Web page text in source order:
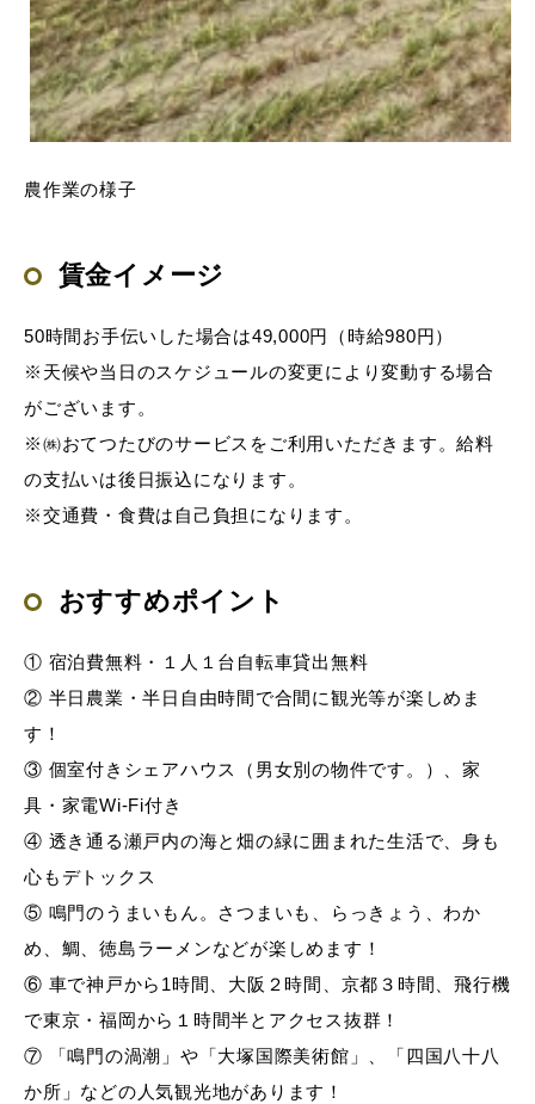
農作業の様子
賃金イメージ
50時間お手伝いした場合は49,000円（時給980円）
※天候や当日のスケジュールの変更により変動する場合
がございます。
※㈱おてつたびのサービスをご利用いただきます。給料
の支払いは後日振込になります。
※交通費・食費は自己負担になります。
おすすめポイント
① 宿泊費無料・１人１台自転車貸出無料
② 半日農業・半日自由時間で合間に観光等が楽しめま
す！
③ 個室付きシェアハウス（男女別の物件です。）、家
具・家電Wi-Fi付き
④ 透き通る瀬戸内の海と畑の緑に囲まれた生活で、身も
心もデトックス
⑤ 鳴門のうまいもん。さつまいも、らっきょう、わか
め、鯛、徳島ラーメンなどが楽しめます！
⑥ 車で神戸から1時間、大阪２時間、京都３時間、飛行機
で東京・福岡から１時間半とアクセス抜群！
⑦ 「鳴門の渦潮」や「大塚国際美術館」、「四国八十八
か所」などの人気観光地があります！